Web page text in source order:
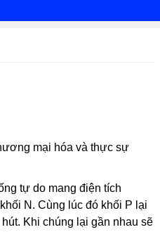
mại hóa và thực sự
tự do mang điện tích
N. Cùng lúc đó khối P lại
Khi chúng lại gần nhau sẽ